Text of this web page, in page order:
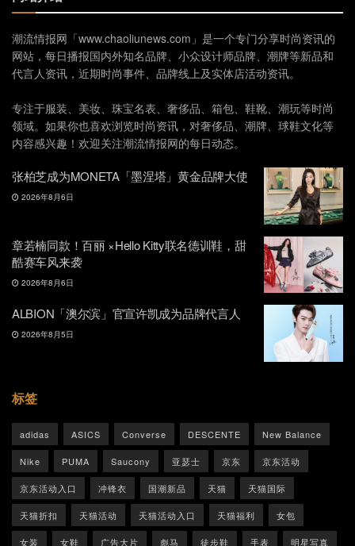
潮流情报网「www.chaoliunews.com」是一个专门分享时尚资讯的
网站，每日播报国内外知名品牌、小众设计师品牌、潮牌等新品和
代言人资讯，近期时尚事件、品牌线上及实体店活动资讯。
专注于服装、美妆、珠宝名表、奢侈品、箱包、鞋靴、潮玩等时尚
领域。如果你也喜欢浏览时尚资讯，对奢侈品、潮牌、球鞋文化等
内容感兴趣！欢迎关注潮流情报网的每日动态。
张柏芝成为MONETA「墨涅塔」黄金品牌大使
2026年8月6日
章若楠同款！百丽 ×Hello Kitty联名德训鞋，甜
酷赛车风来袭
2026年8月6日
ALBION「澳尔滨」官宣许凯成为品牌代言人
2026年8月5日
标签
adidas ASICS Converse DESCENTE New Balance
Nike PUMA Saucony 亚瑟士 京东 京东活动
京东活动入口 冲锋衣 国潮新品 天猫 天猫国际
天猫折扣 天猫活动 天猫活动入口 天猫福利 女包
女装 女鞋 广告大片 彪马 徒步鞋 手表 明星写真